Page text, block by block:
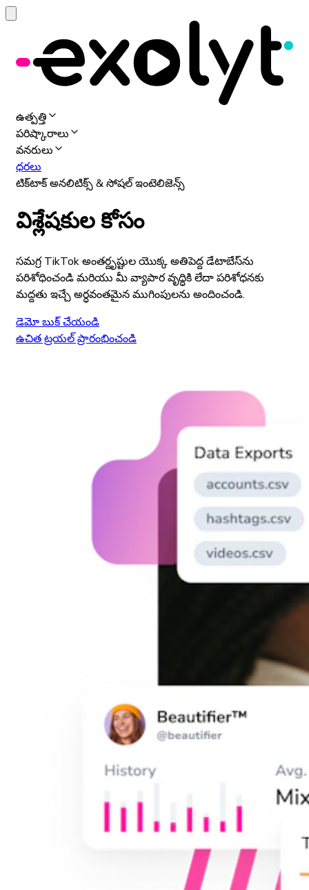
ఉత్పత్తి
పరిష్కారాలు
వనరులు
ధరలు
టిక్‌టాక్ అనలిటిక్స్ & సోషల్ ఇంటెలిజెన్స్
విశ్లేషకుల కోసం
సమగ్ర TikTok అంతర్దృష్టుల యొక్క అతిపెద్ద డేటాబేస్‌ను
పరిశోధించండి మరియు మీ వ్యాపార వృద్ధికి లేదా పరిశోధనకు
మద్దతు ఇచ్చే అర్ధవంతమైన ముగింపులను అందించండి.
డెమో బుక్ చేయండి
ఉచిత ట్రయల్ ప్రారంభించండి